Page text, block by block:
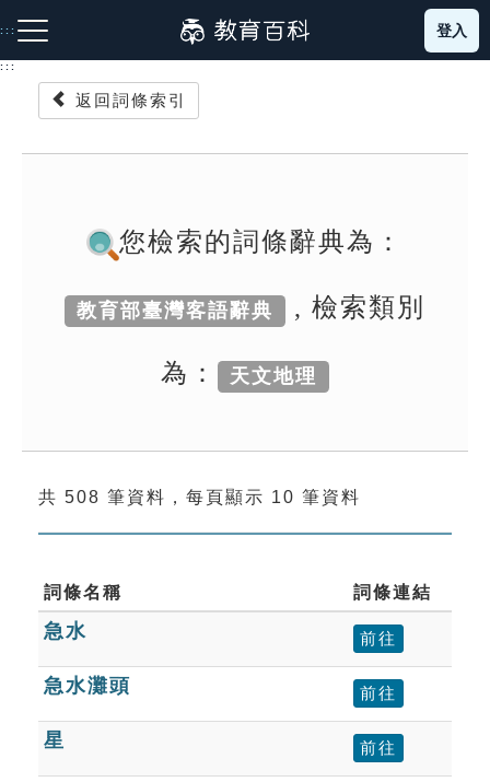
到
主
:::
成語故事
索引選單
單字索引
生命大百科索引
遊戲專區
教學應用
登入
:::
返回詞條索引
您檢索的詞條辭典為：
教育部臺灣客語辭典 , 檢索類別
為： 天文地理
共 508 筆資料，每頁顯示 10 筆資料
詞條名稱 詞條連結
急水 前往
急水灘頭 前往
星 前往